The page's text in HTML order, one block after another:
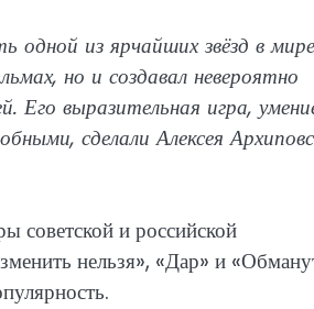
одной из ярчайших звёзд в мире
но и создавал невероятно
Его выразительная игра,
сделали Алексея
советской и российской
нельзя», «Дар» и